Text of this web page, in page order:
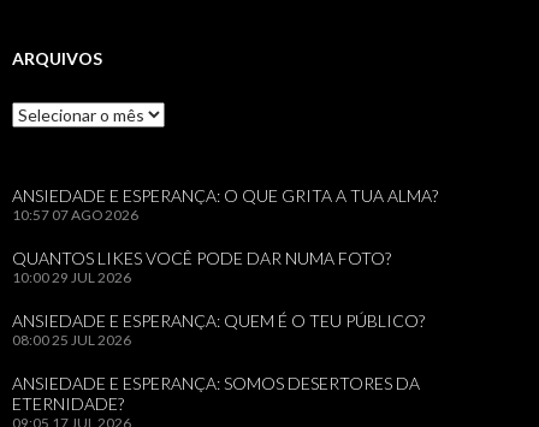
ARQUIVOS
Arquivos
ANSIEDADE E ESPERANÇA: O QUE GRITA A TUA ALMA?
10:57 07 AGO 2026
QUANTOS LIKES VOCÊ PODE DAR NUMA FOTO?
10:00 29 JUL 2026
ANSIEDADE E ESPERANÇA: QUEM É O TEU PÚBLICO?
08:00 25 JUL 2026
ANSIEDADE E ESPERANÇA: SOMOS DESERTORES DA
ETERNIDADE?
09:05 17 JUL 2026